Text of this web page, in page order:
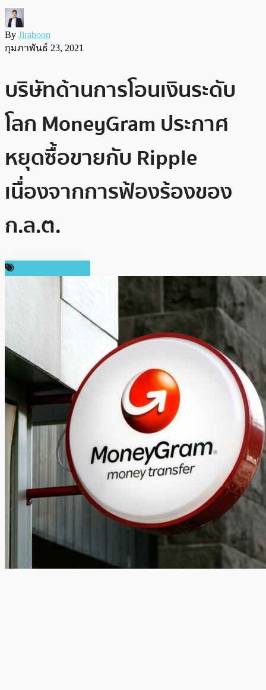
By Jiraboon
กุมภาพันธ์ 23, 2021
บริษัทด้านการโอนเงินระดับ
โลก MoneyGram ประกาศ
หยุดซื้อขายกับ Ripple
เนื่องจากการฟ้องร้องของ
ก.ล.ต.